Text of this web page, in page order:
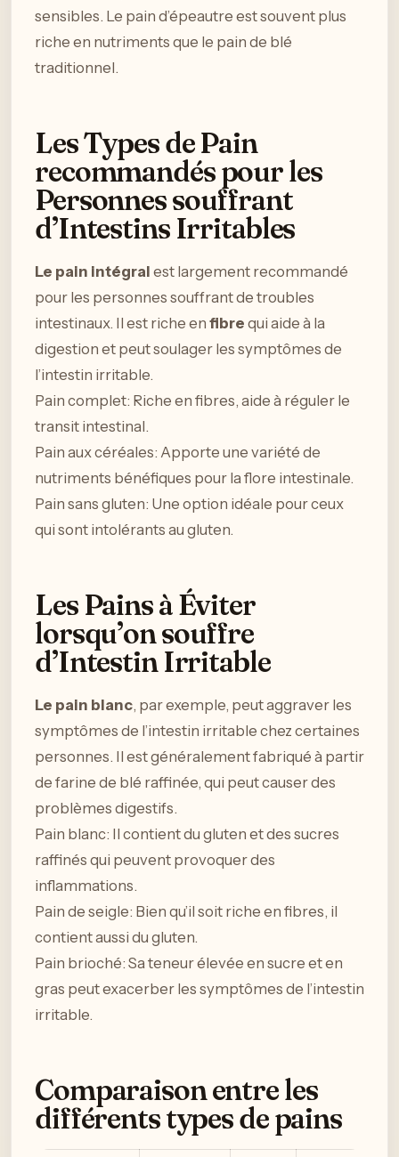
sensibles. Le pain d’épeautre est souvent plus
riche en nutriments que le pain de blé
traditionnel.
Les Types de Pain
recommandés pour les
Personnes souffrant
d’Intestins Irritables
Le pain intégral est largement recommandé
pour les personnes souffrant de troubles
intestinaux. Il est riche en fibre qui aide à la
digestion et peut soulager les symptômes de
l’intestin irritable.
Pain complet: Riche en fibres, aide à réguler le
transit intestinal.
Pain aux céréales: Apporte une variété de
nutriments bénéfiques pour la flore intestinale.
Pain sans gluten: Une option idéale pour ceux
qui sont intolérants au gluten.
Les Pains à Éviter
lorsqu’on souffre
d’Intestin Irritable
Le pain blanc, par exemple, peut aggraver les
symptômes de l’intestin irritable chez certaines
personnes. Il est généralement fabriqué à partir
de farine de blé raffinée, qui peut causer des
problèmes digestifs.
Pain blanc: Il contient du gluten et des sucres
raffinés qui peuvent provoquer des
inflammations.
Pain de seigle: Bien qu’il soit riche en fibres, il
contient aussi du gluten.
Pain brioché: Sa teneur élevée en sucre et en
gras peut exacerber les symptômes de l’intestin
irritable.
Comparaison entre les
différents types de pains